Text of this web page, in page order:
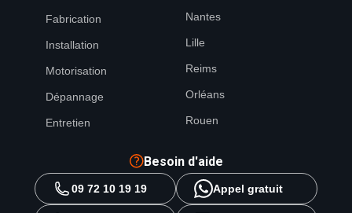
Fabrication
Installation
Motorisation
Dépannage
Entretien
Nantes
Lille
Reims
Orléans
Rouen
Besoin d'aide
09 72 10 19 19 Appel gratuit